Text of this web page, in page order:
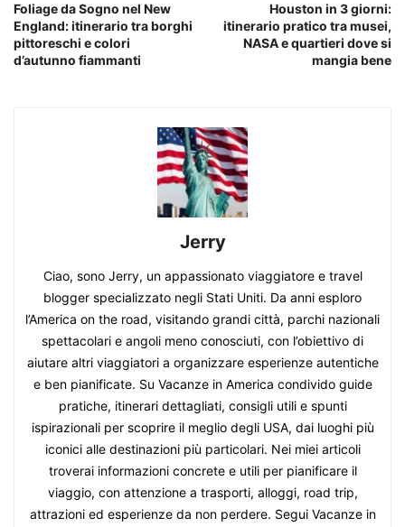
Foliage da Sogno nel New
England: itinerario tra borghi
pittoreschi e colori
d’autunno fiammanti
Houston in 3 giorni:
itinerario pratico tra musei,
NASA e quartieri dove si
mangia bene
Jerry
Ciao, sono Jerry, un appassionato viaggiatore e travel
blogger specializzato negli Stati Uniti. Da anni esploro
l’America on the road, visitando grandi città, parchi nazionali
spettacolari e angoli meno conosciuti, con l’obiettivo di
aiutare altri viaggiatori a organizzare esperienze autentiche
e ben pianificate. Su Vacanze in America condivido guide
pratiche, itinerari dettagliati, consigli utili e spunti
ispirazionali per scoprire il meglio degli USA, dai luoghi più
iconici alle destinazioni più particolari. Nei miei articoli
troverai informazioni concrete e utili per pianificare il
viaggio, con attenzione a trasporti, alloggi, road trip,
attrazioni ed esperienze da non perdere. Segui Vacanze in